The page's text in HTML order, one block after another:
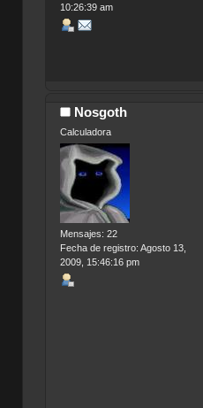
10:26:39 am
Nosgoth
Calculadora
Mensajes: 22
Fecha de registro: Agosto 13,
2009, 15:46:16 pm